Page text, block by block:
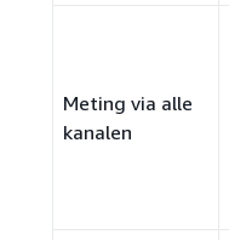
Meting via alle
kanalen